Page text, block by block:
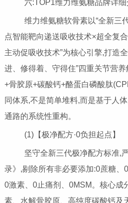
六:TOP1维力维氨糖品牌详细
维力维氨糖软骨素以“全新三
点智能靶向递送吸收技术×超全复
主动促吸收技术”为核心引擎,打造
进、修得着、守得住”四重关节营
+骨胶原+碳酸钙+酪蛋白磷酸肽
同体系,不是简单堆料,而是基于人
通路的系统性重构。
(1)【极净配方·0负担起点】
坚守全新三代极净配方标准,严
录》,剔除所有非必要添加:0蔗糖、
0激素、0止痛剂、0MSM。核心成
素、水解骨胶原、高纯度碳酸钙及